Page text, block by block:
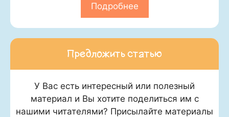
Подробнее
Предложить статью
У Вас есть интересный или полезный
материал и Вы хотите поделиться им с
нашими читателями? Присылайте материалы